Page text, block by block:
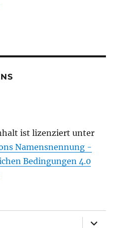
ist lizenziert unter
Namensnennung -
Bedingungen 4.0